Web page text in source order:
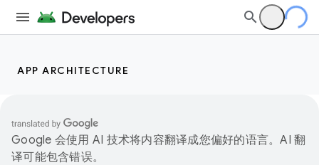
APP ARCHITECTURE
Google 会使用 AI 技术将内容翻译成您偏好的语言。AI 翻
译可能包含错误。